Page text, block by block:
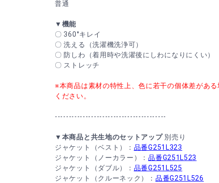
普通
▼機能
〇 360°キレイ
〇 洗える（洗濯機洗浄可）
〇 防しわ（着用時や洗濯後にしわになりにくい）
〇 ストレッチ
※本商品は素材の特性上、色に若干の個体差があ
ください。
----------------------------------------
▼本商品と共生地のセットアップ別売り
ジャケット（ベスト）： 品番G251L323
ジャケット（ノーカラー）：品番G251L523
ジャケット（ダブル）： 品番G251L525
ジャケット（クルーネック）： 品番G251L526